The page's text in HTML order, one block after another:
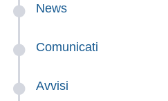
News
Comunicati
Avvisi